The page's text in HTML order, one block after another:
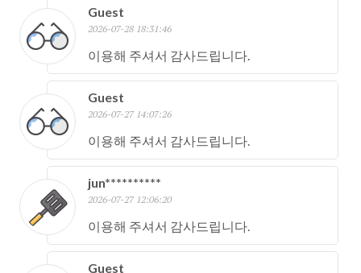
Guest
2026-07-28 18:31:46
이용해 주셔서 감사드립니다.
Guest
2026-07-27 14:07:26
이용해 주셔서 감사드립니다.
jun**********
2026-07-27 12:06:20
이용해 주셔서 감사드립니다.
Guest